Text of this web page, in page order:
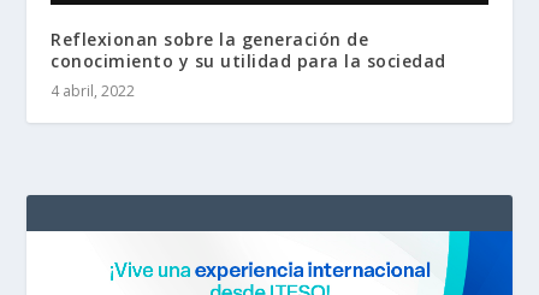
Reflexionan sobre la generación de
conocimiento y su utilidad para la sociedad
4 abril, 2022